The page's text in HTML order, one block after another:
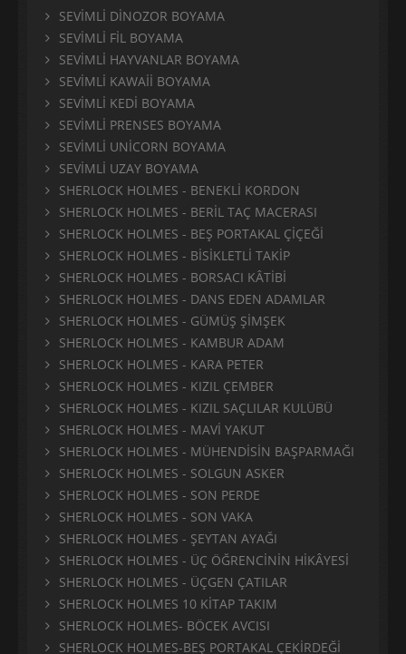
SEVİMLİ DİNOZOR BOYAMA
SEVİMLİ FİL BOYAMA
SEVİMLİ HAYVANLAR BOYAMA
SEVİMLİ KAWAİİ BOYAMA
SEVİMLİ KEDİ BOYAMA
SEVİMLİ PRENSES BOYAMA
SEVİMLİ UNİCORN BOYAMA
SEVİMLİ UZAY BOYAMA
SHERLOCK HOLMES - BENEKLİ KORDON
SHERLOCK HOLMES - BERİL TAÇ MACERASI
SHERLOCK HOLMES - BEŞ PORTAKAL ÇİÇEĞİ
SHERLOCK HOLMES - BİSİKLETLİ TAKİP
SHERLOCK HOLMES - BORSACI KÂTİBİ
SHERLOCK HOLMES - DANS EDEN ADAMLAR
SHERLOCK HOLMES - GÜMÜŞ ŞİMŞEK
SHERLOCK HOLMES - KAMBUR ADAM
SHERLOCK HOLMES - KARA PETER
SHERLOCK HOLMES - KIZIL ÇEMBER
SHERLOCK HOLMES - KIZIL SAÇLILAR KULÜBÜ
SHERLOCK HOLMES - MAVİ YAKUT
SHERLOCK HOLMES - MÜHENDİSİN BAŞPARMAĞI
SHERLOCK HOLMES - SOLGUN ASKER
SHERLOCK HOLMES - SON PERDE
SHERLOCK HOLMES - SON VAKA
SHERLOCK HOLMES - ŞEYTAN AYAĞI
SHERLOCK HOLMES - ÜÇ ÖĞRENCİNİN HİKÂYESİ
SHERLOCK HOLMES - ÜÇGEN ÇATILAR
SHERLOCK HOLMES 10 KİTAP TAKIM
SHERLOCK HOLMES- BÖCEK AVCISI
SHERLOCK HOLMES-BEŞ PORTAKAL ÇEKİRDEĞİ